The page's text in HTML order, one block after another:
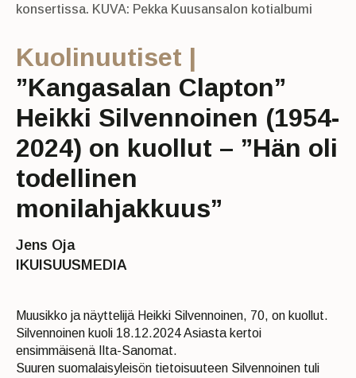
konsertissa. KUVA: Pekka Kuusansalon kotialbumi
Kuolinuutiset |
”Kangasalan Clapton”
Heikki Silvennoinen (1954-
2024) on kuollut – ”Hän oli
todellinen
monilahjakkuus”
Jens Oja
IKUISUUSMEDIA
Muusikko ja näyttelijä Heikki Silvennoinen, 70, on kuollut.
Silvennoinen kuoli 18.12.2024 Asiasta kertoi
ensimmäisenä Ilta-Sanomat.
Suuren suomalaisyleisön tietoisuuteen Silvennoinen tuli